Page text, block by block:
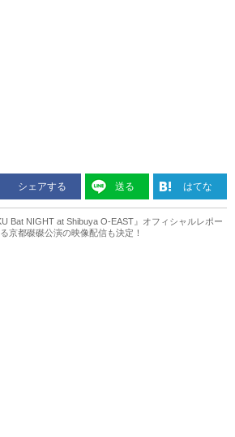
シェアする 送る はてな
Bat NIGHT at Shibuya O-EAST』オフィシャルレポー
京都磔磔公演の映像配信も決定！